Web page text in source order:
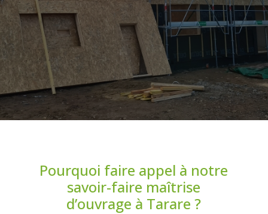
Pourquoi faire appel à notre
savoir-faire maîtrise
d’ouvrage à Tarare ?